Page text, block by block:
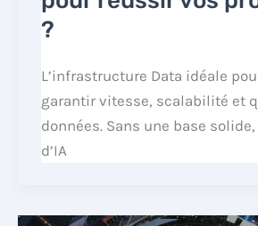
?
L’infrastructure Data idéale
garantir vitesse, scalabilité et
données. Sans une base
d’IA